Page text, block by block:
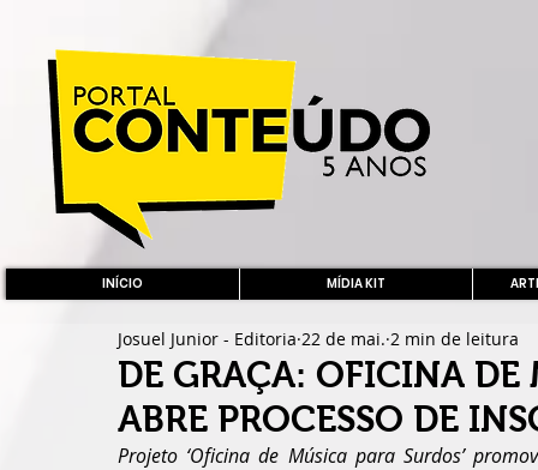
INÍCIO MÍDIA KIT
DE GRAÇA: OFICINA DE
ABRE PROCESSO DE
Josuel Junior - Editoria 22 de mai. 2 min de leitura
Projeto ‘Oficina de Música para Surdos’